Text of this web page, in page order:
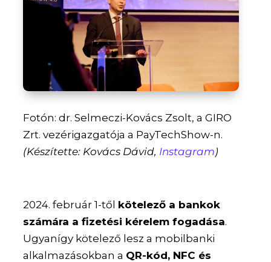
Fotón: dr. Selmeczi-Kovács Zsolt, a GIRO
Zrt. vezérigazgatója a PayTechShow-n.
(Készítette: Kovács Dávid, Instagram)
2024. február 1-től kötelező a bankok
számára a fizetési kérelem fogadása.
Ugyanígy kötelező lesz a mobilbanki
alkalmazásokban a QR-kód, NFC és